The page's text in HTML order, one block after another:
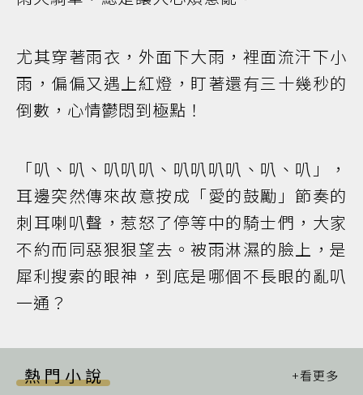
尤其穿著雨衣，外面下大雨，裡面流汗下小
雨，偏偏又遇上紅燈，盯著還有三十幾秒的
倒數，心情鬱悶到極點！
「叭、叭、叭叭叭、叭叭叭叭、叭、叭」，
耳邊突然傳來故意按成「愛的鼓勵」節奏的
刺耳喇叭聲，惹怒了停等中的騎士們，大家
不約而同惡狠狠望去。被雨淋濕的臉上，是
犀利搜索的眼神，到底是哪個不長眼的亂叭
一通？
熱門小說